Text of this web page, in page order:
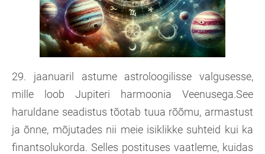
29. jaanuaril astume astroloogilisse valgusesse,
mille loob Jupiteri harmoonia Veenusega.See
haruldane seadistus tõotab tuua rõõmu, armastust
ja õnne, mõjutades nii meie isiklikke suhteid kui ka
finantsolukorda. Selles postituses vaatleme, kuidas